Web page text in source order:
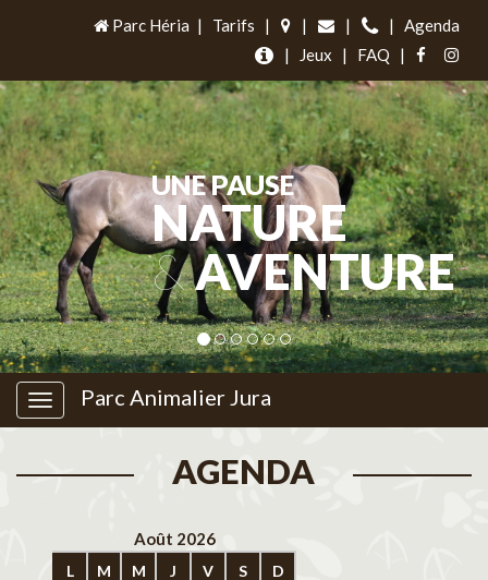
Parc Héria | Tarifs | | | |
Agenda
|
Jeux | FAQ |
UNE PAUSE
NATURE
&AVENTURE
Parc Animalier Jura
AGENDA
Août 2026
L M M J V S D